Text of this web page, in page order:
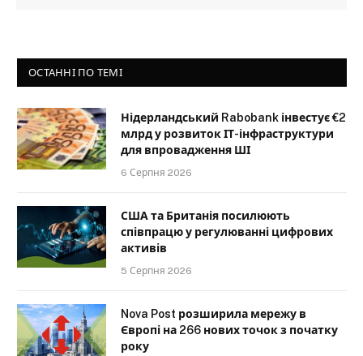
ОСТАННІ ПО ТЕМІ
Нідерландський Rabobank інвестує €2
млрд у розвиток ІТ-інфраструктури
для впровадження ШІ
6 Серпня 2026
США та Британія посилюють
співпрацю у регулюванні цифрових
активів
5 Серпня 2026
Nova Post розширила мережу в
Європі на 266 нових точок з початку
року